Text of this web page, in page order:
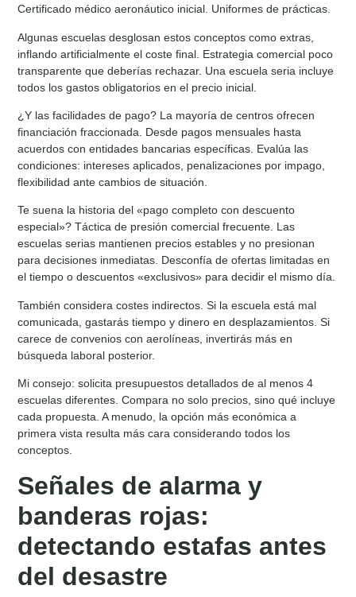
Certificado médico aeronáutico inicial. Uniformes de prácticas.
Algunas escuelas desglosan estos conceptos como extras,
inflando artificialmente el coste final. Estrategia comercial poco
transparente que deberías rechazar. Una escuela seria incluye
todos los gastos obligatorios en el precio inicial.
¿Y las facilidades de pago? La mayoría de centros ofrecen
financiación fraccionada. Desde pagos mensuales hasta
acuerdos con entidades bancarias específicas. Evalúa las
condiciones: intereses aplicados, penalizaciones por impago,
flexibilidad ante cambios de situación.
Te suena la historia del «pago completo con descuento
especial»? Táctica de presión comercial frecuente. Las
escuelas serias mantienen precios estables y no presionan
para decisiones inmediatas. Desconfía de ofertas limitadas en
el tiempo o descuentos «exclusivos» para decidir el mismo día.
También considera costes indirectos. Si la escuela está mal
comunicada, gastarás tiempo y dinero en desplazamientos. Si
carece de convenios con aerolíneas, invertirás más en
búsqueda laboral posterior.
Mi consejo: solicita presupuestos detallados de al menos 4
escuelas diferentes. Compara no solo precios, sino qué incluye
cada propuesta. A menudo, la opción más económica a
primera vista resulta más cara considerando todos los
conceptos.
Señales de alarma y
banderas rojas:
detectando estafas antes
del desastre